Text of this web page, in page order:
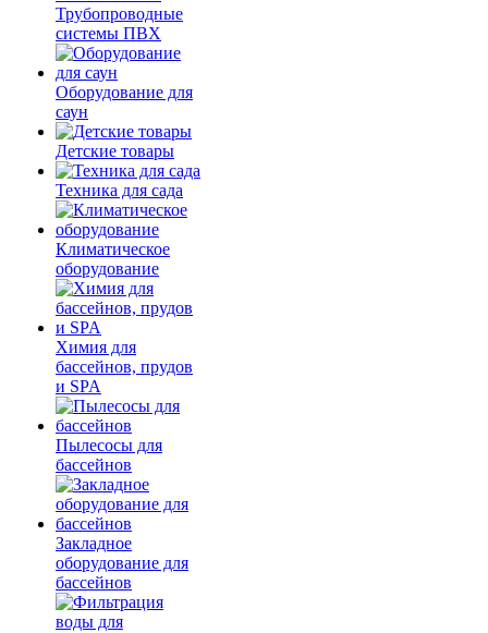
Трубопроводные
системы ПВХ
Оборудование для
саун
Детские товары
Техника для сада
Климатическое
оборудование
Химия для
бассейнов, прудов
и SPA
Пылесосы для
бассейнов
Закладное
оборудование для
бассейнов